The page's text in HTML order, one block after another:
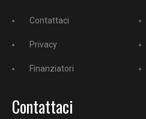
Contattaci
Privacy
Finanziatori
Contattaci